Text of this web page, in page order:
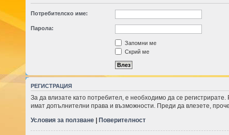
Потребителско име:
Парола:
Запомни ме
Скрий ме
РЕГИСТРАЦИЯ
За да влизате като потребител, е необходимо да се
имат допълнителни права и възможности. Преди да влезете,
Условия за ползване| Поверителност